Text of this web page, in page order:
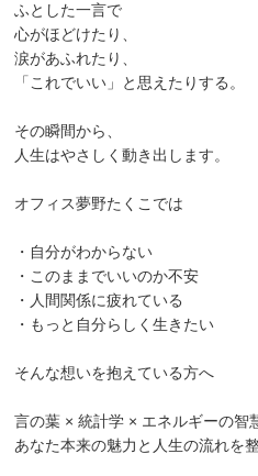
ふとした一言で
心がほどけたり、
涙があふれたり、
「これでいい」と思えたりする。
その瞬間から、
人生はやさしく動き出します。
オフィス夢野たくこでは
・自分がわからない
・このままでいいのか不安
・人間関係に疲れている
・もっと自分らしく生きたい
そんな想いを抱えている方へ
言の葉 × 統計学 × エネルギーの智
あなた本来の魅力と人生の流れを